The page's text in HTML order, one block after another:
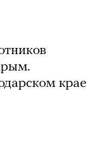
крае